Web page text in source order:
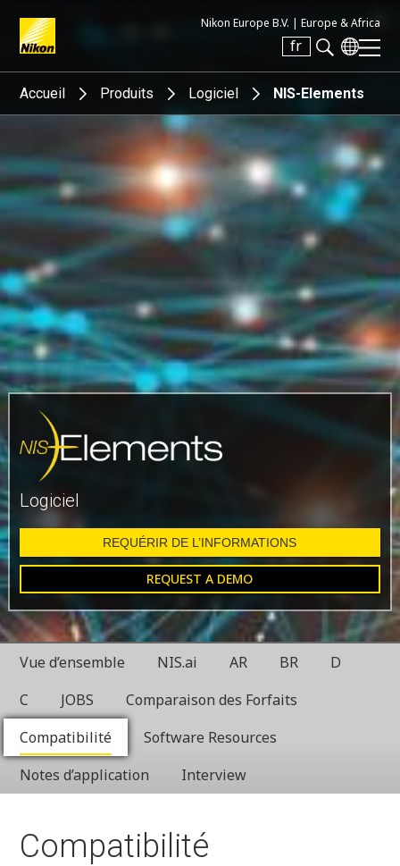
Nikon Europe B.V. | Europe & Africa
fr
Search keyword(s)
Accueil Produits Logiciel NIS-Elements
Logiciel
REQUÉRIR DE L’INFORMATIONS
REQUEST A DEMO
Vue d’ensemble NIS.ai AR BR
D
C
JOBS
Comparaison des Forfaits
Compatibilité
Software Resources
Notes d’application
Interview
Compatibilité